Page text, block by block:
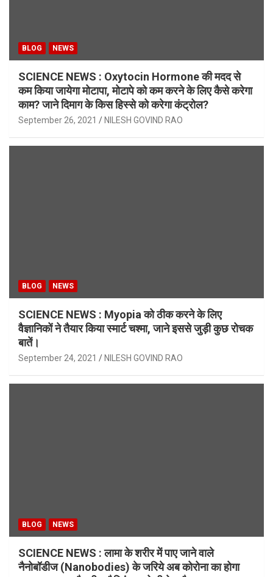
BLOG NEWS
SCIENCE NEWS : Oxytocin Hormone की मदद से
कम किया जायेगा मोटापा, मोटापे को कम करने के लिए कैसे करेगा
काम? जाने दिमाग के किस हिस्से को करेगा कंट्रोल?
September 26, 2021 NILESH GOVIND RAO
BLOG NEWS
SCIENCE NEWS : Myopia को ठीक करने के लिए
वैज्ञानिकों ने तैयार किया स्मार्ट चश्मा, जाने इससे जुड़ी कुछ रोचक
बातें।
September 24, 2021 NILESH GOVIND RAO
BLOG NEWS
SCIENCE NEWS : लामा के शरीर में पाए जाने वाले
नैनोबॉडीज (Nanobodies) के जरिये अब कोरोना का होगा